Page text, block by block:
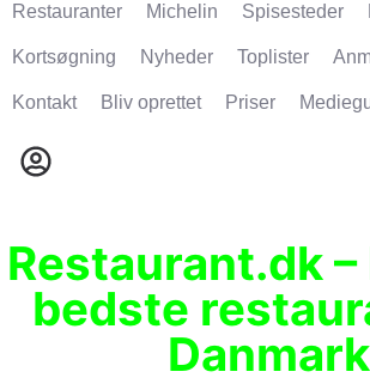
Restauranter Michelin Spisesteder
Kortsøgning Nyheder Toplister
Kontakt Bliv oprettet Priser
Restaurant.dk –
bedste
Danmark